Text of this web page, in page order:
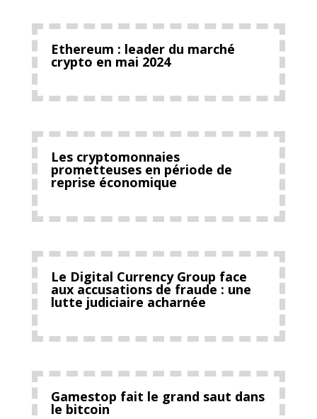
Ethereum : leader du marché
crypto en mai 2024
Les cryptomonnaies
prometteuses en période de
reprise économique
Le Digital Currency Group face
aux accusations de fraude : une
lutte judiciaire acharnée
Gamestop fait le grand saut dans
le bitcoin